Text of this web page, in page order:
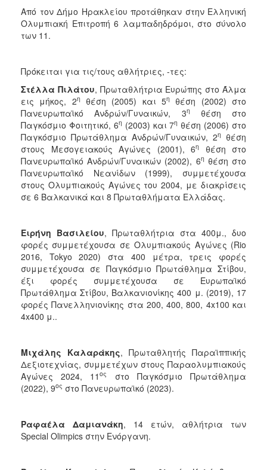
Από τον Δήμο Ηρακλείου προτάθηκαν στην Ελληνική
Ολυμπιακή Επιτροπή 6 λαμπαδηδρόμοι, στο σύνολο
των 11.
Πρόκειται για τις/τους αθλήτριες, -τες:
Στέλλα Πιλάτου, Πρωταθλήτρια Ευρώπης στο Άλμα
εις μήκος, 2η θέση (2005) και 5η
θέση (2002) στο
Πανευρωπαϊκό Ανδρών/Γυναικών, 3η
θέση στο
Παγκόσμιο Φοιτητικό, 6η (2003) και 7η θέση (2006) στο
Παγκόσμιο Πρωτάθλημα Ανδρών/Γυναικών, 2η
θέση
στους Μεσογειακούς Αγώνες (2001), 6η
θέση στο
Πανευρωπαϊκό Ανδρών/Γυναικών (2002), 6η θέση στο
Πανευρωπαϊκό Νεανίδων (1999), συμμετέχουσα
στους Ολυμπιακούς Αγώνες του 2004, με διακρίσεις
σε 6 Βαλκανικά και 8 Πρωταθλήματα Ελλάδας.
Ειρήνη Βασιλείου, Πρωταθλήτρια στα 400μ., δυο
φορές συμμετέχουσα σε Ολυμπιακούς Αγώνες (Rio
2016, Tokyo 2020) στα 400 μέτρα, τρεις φορές
συμμετέχουσα σε Παγκόσμιο Πρωτάθλημα Στίβου,
έξι φορές συμμετέχουσα σε Ευρωπαϊκό
Πρωτάθλημα Στίβου, Βαλκανιονίκης 400 μ. (2019), 17
φορές Πανελληνιονίκης στα 200, 400, 800, 4x100 και
4x400 μ..
Μιχάλης Καλαράκης, Πρωταθλητής Παραϊππικής
Δεξιοτεχνίας, συμμετέχων στους Παραολυμπιακούς
Αγώνες 2024, 11ος
στο Παγκόσμιο Πρωτάθλημα
(2022), 9ος στο Πανευρωπαϊκό (2023).
Ραφαέλα Δαμιανάκη, 14 ετών, αθλήτρια των
Special Olimpics στην Ενόργανη.